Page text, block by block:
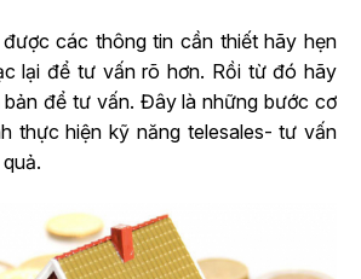
các thông tin cần thiết hãy hẹn
lại để tư vấn rõ hơn. Rồi từ đó hãy
để tư vấn. Đây là những bước cơ
thực hiện kỹ năng telesales- tư vấn